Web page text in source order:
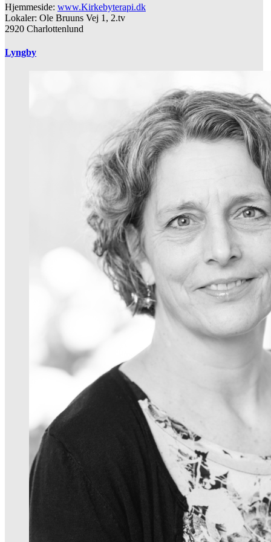
Hjemmeside: www.Kirkebyterapi.dk
Lokaler: Ole Bruuns Vej 1, 2.tv
2920 Charlottenlund
Lyngby